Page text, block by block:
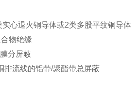
实心退火铜导体或2类多股平纹铜导体
物绝缘
分屏蔽
排流线的铝带/聚酯带总屏蔽